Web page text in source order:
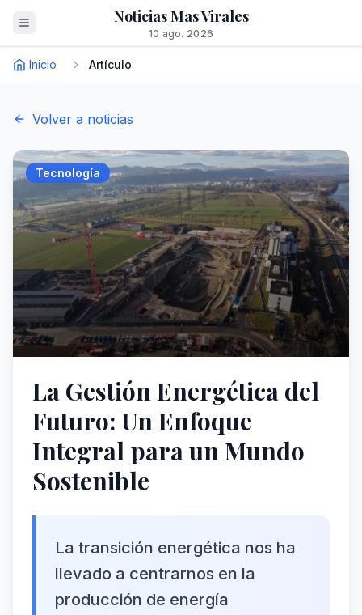
Noticias Mas Virales
10 ago. 2026
Inicio Artículo
Volver a noticias
Tecnología
La Gestión Energética del
Futuro: Un Enfoque
Integral para un Mundo
Sostenible
La transición energética nos ha
llevado a centrarnos en la
producción de energía